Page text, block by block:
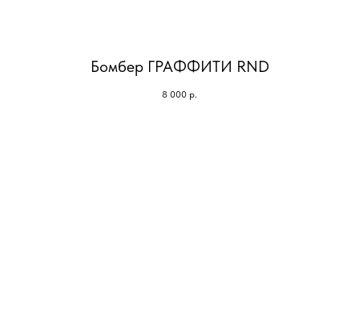
Бомбер ГРАФФИТИ RND
8 000 р.